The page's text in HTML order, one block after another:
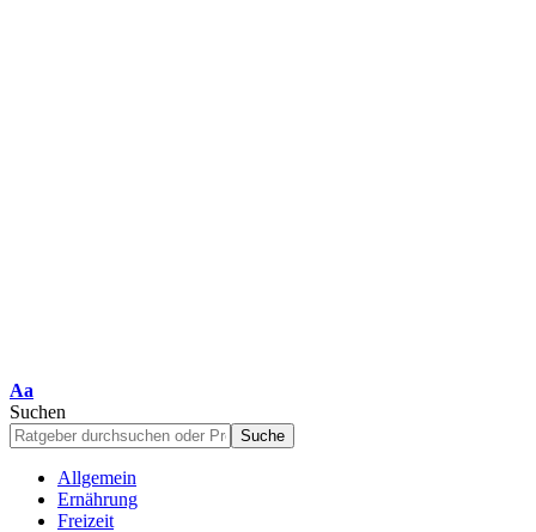
Schriftgrößenanpassung
Aa
Suchen
Allgemein
Ernährung
Freizeit